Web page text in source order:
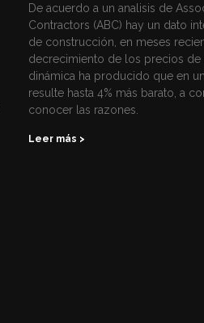
De acuerdo a un analisis de
Contractors (ABC) hay un dato
de construcción, en meses
decrecimiento de los precios de
dinámica ha producido que en
resulte hasta 4% más barato, a
conocer las razones.
Leer más >